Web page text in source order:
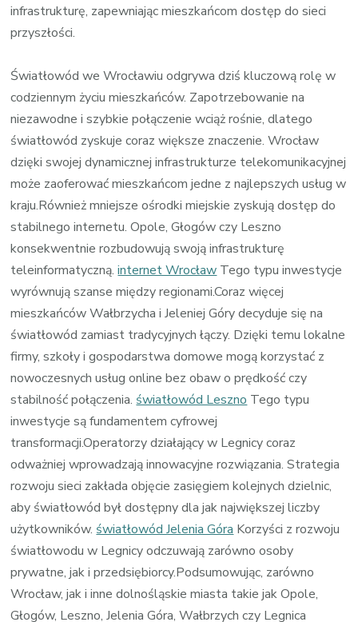
infrastrukturę, zapewniając mieszkańcom dostęp do sieci
przyszłości.
Światłowód we Wrocławiu odgrywa dziś kluczową rolę w
codziennym życiu mieszkańców. Zapotrzebowanie na
niezawodne i szybkie połączenie wciąż rośnie, dlatego
światłowód zyskuje coraz większe znaczenie. Wrocław
dzięki swojej dynamicznej infrastrukturze telekomunikacyjnej
może zaoferować mieszkańcom jedne z najlepszych usług w
kraju.Również mniejsze ośrodki miejskie zyskują dostęp do
stabilnego internetu. Opole, Głogów czy Leszno
konsekwentnie rozbudowują swoją infrastrukturę
teleinformatyczną.internet WrocławTego typu inwestycje
wyrównują szanse między regionami.Coraz więcej
mieszkańców Wałbrzycha i Jeleniej Góry decyduje się na
światłowód zamiast tradycyjnych łączy. Dzięki temu lokalne
firmy, szkoły i gospodarstwa domowe mogą korzystać z
nowoczesnych usług online bez obaw o prędkość czy
stabilność połączenia.światłowód LesznoTego typu
inwestycje są fundamentem cyfrowej
transformacji.Operatorzy działający w Legnicy coraz
odważniej wprowadzają innowacyjne rozwiązania. Strategia
rozwoju sieci zakłada objęcie zasięgiem kolejnych dzielnic,
aby światłowód był dostępny dla jak największej liczby
użytkowników.światłowód Jelenia GóraKorzyści z rozwoju
światłowodu w Legnicy odczuwają zarówno osoby
prywatne, jak i przedsiębiorcy.Podsumowując, zarówno
Wrocław, jak i inne dolnośląskie miasta takie jak Opole,
Głogów, Leszno, Jelenia Góra, Wałbrzych czy Legnica